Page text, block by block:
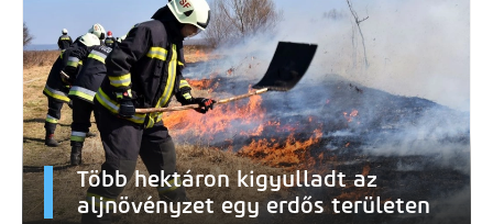
Több hektáron kigyulladt az
aljnövényzet egy erdős területen